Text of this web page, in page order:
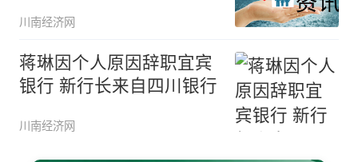
川南经济网
蒋琳因个人原因辞职宜宾
银行 新行长来自四川银行
川南经济网